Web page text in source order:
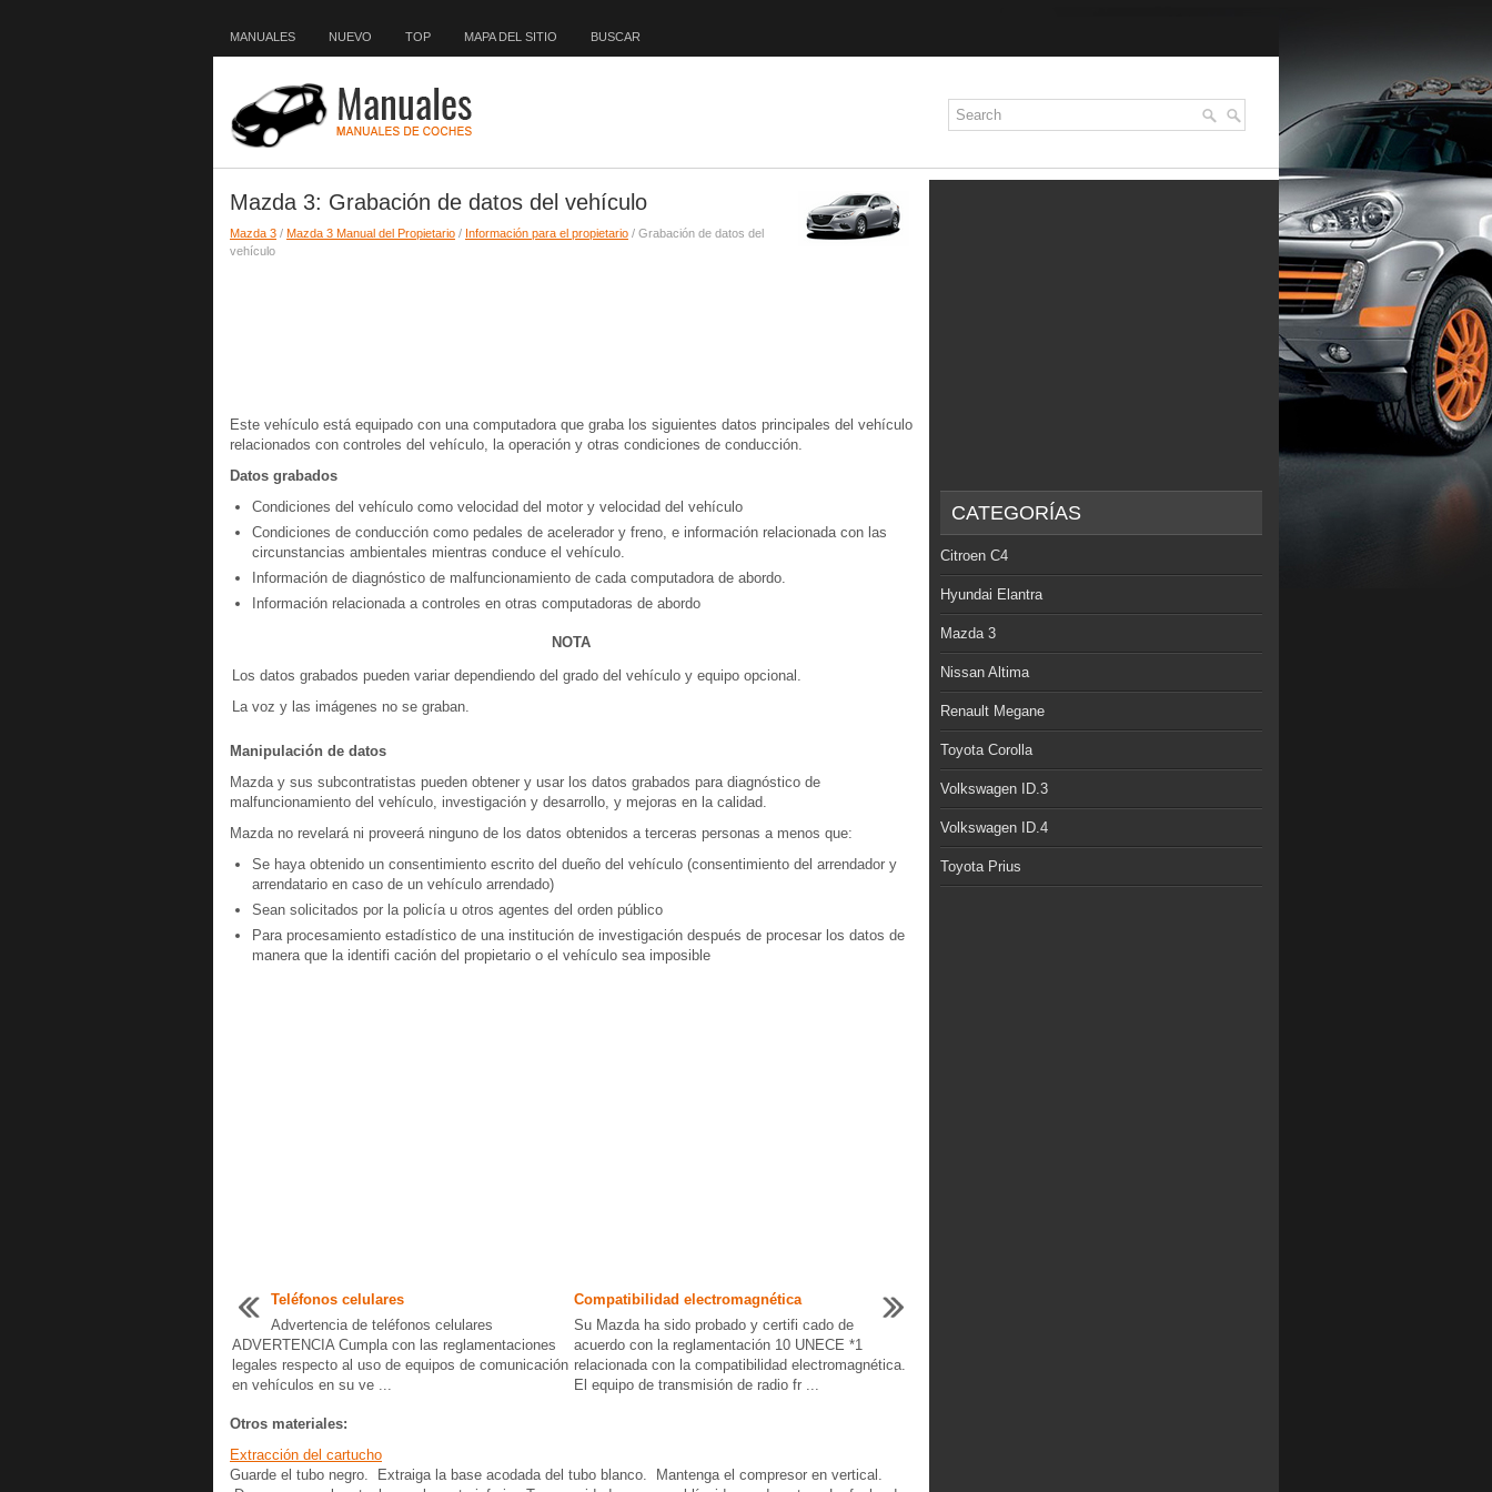
MANUALES NUEVO TOP MAPA DEL SITIO BUSCAR
Mazda 3: Grabación de datos del vehículo
Mazda 3 / Mazda 3 Manual del Propietario / Información para el propietario / Grabación de datos del
vehículo
Este vehículo está equipado con una computadora que graba los siguientes datos principales del vehículo
relacionados con controles del vehículo, la operación y otras condiciones de conducción.
Datos grabados
Condiciones del vehículo como velocidad del motor y velocidad del vehículo
Condiciones de conducción como pedales de acelerador y freno, e información relacionada con las
circunstancias ambientales mientras conduce el vehículo.
Información de diagnóstico de malfuncionamiento de cada computadora de abordo.
Información relacionada a controles en otras computadoras de abordo
NOTA
Los datos grabados pueden variar dependiendo del grado del vehículo y equipo opcional.
La voz y las imágenes no se graban.
Manipulación de datos
Mazda y sus subcontratistas pueden obtener y usar los datos grabados para diagnóstico de
malfuncionamiento del vehículo, investigación y desarrollo, y mejoras en la calidad.
Mazda no revelará ni proveerá ninguno de los datos obtenidos a terceras personas a menos que:
Se haya obtenido un consentimiento escrito del dueño del vehículo (consentimiento del arrendador y
arrendatario en caso de un vehículo arrendado)
Sean solicitados por la policía u otros agentes del orden público
Para procesamiento estadístico de una institución de investigación después de procesar los datos de
manera que la identifi cación del propietario o el vehículo sea imposible
Teléfonos celulares
Advertencia de teléfonos celulares
ADVERTENCIA Cumpla con las reglamentaciones
legales respecto al uso de equipos de comunicación
en vehículos en su ve ...
Compatibilidad electromagnética
Su Mazda ha sido probado y certifi cado de
acuerdo con la reglamentación 10 UNECE *1
relacionada con la compatibilidad electromagnética.
El equipo de transmisión de radio fr ...
Otros materiales:
Extracción del cartucho
Guarde el tubo negro. Extraiga la base acodada del tubo blanco. Mantenga el compresor en vertical.
CATEGORÍAS
Citroen C4
Hyundai Elantra
Mazda 3
Nissan Altima
Renault Megane
Toyota Corolla
Volkswagen ID.3
Volkswagen ID.4
Toyota Prius